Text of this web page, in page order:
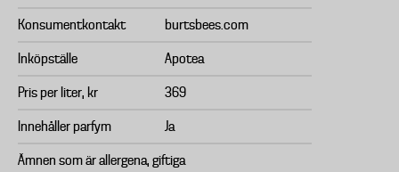
Konsumentkontakt burtsbees.com
Inköpställe Apotea
Pris per liter, kr 369
Innehåller parfym Ja
Ämnen som är allergena, giftiga